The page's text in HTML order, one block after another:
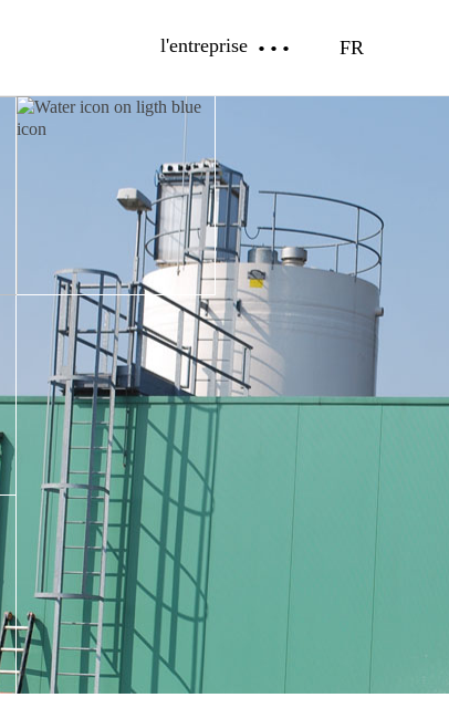
l'entreprise FR